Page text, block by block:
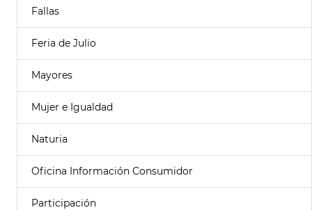
Fallas
Feria de Julio
Mayores
Mujer e Igualdad
Naturia
Oficina Información Consumidor
Participación